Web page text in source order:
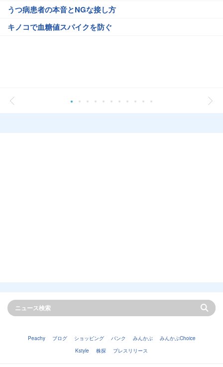
うつ病患者の本音とNGな接し方
キノコで血糖値スパイクを防ぐ
Peachy ブログ ショッピング バンク みんかぶ
みんかぶChoice
Kstyle
株探 プレスリリース